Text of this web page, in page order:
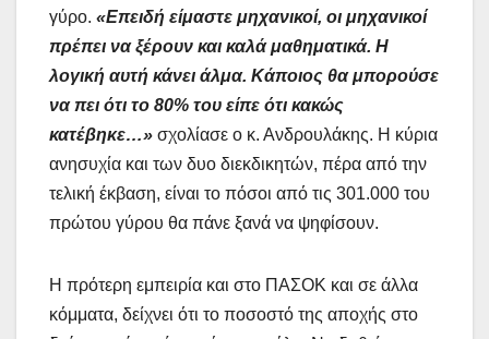
γύρο. «Επειδή είμαστε μηχανικοί, οι μηχανικοί
πρέπει να ξέρουν και καλά μαθηματικά. Η
λογική αυτή κάνει άλμα. Κάποιος θα μπορούσε
να πει ότι το 80% του είπε ότι κακώς
κατέβηκε…» σχολίασε ο κ. Ανδρουλάκης. Η κύρια
ανησυχία και των δυο διεκδικητών, πέρα από την
τελική έκβαση, είναι το πόσοι από τις 301.000 του
πρώτου γύρου θα πάνε ξανά να ψηφίσουν.
Η πρότερη εμπειρία και στο ΠΑΣΟΚ και σε άλλα
κόμματα, δείχνει ότι το ποσοστό της αποχής στο